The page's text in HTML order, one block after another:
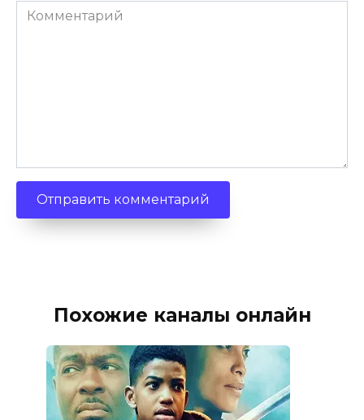
Комментарий
Похожие каналы онлайн